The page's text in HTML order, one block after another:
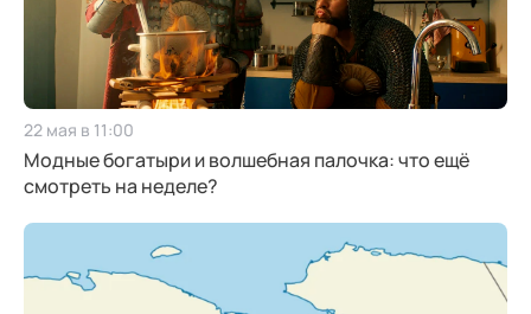
22 мая в 11:00
Модные богатыри и волшебная палочка: что ещё
смотреть на неделе?